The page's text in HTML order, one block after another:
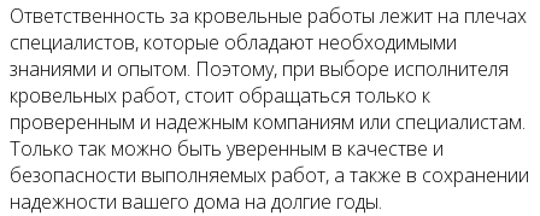
Ответственность за кровельные работы лежит на плечах
специалистов, которые обладают необходимыми
знаниями и опытом. Поэтому, при выборе исполнителя
кровельных работ, стоит обращаться только к
проверенным и надежным компаниям или специалистам.
Только так можно быть уверенным в качестве и
безопасности выполняемых работ, а также в сохранении
надежности вашего дома на долгие годы.